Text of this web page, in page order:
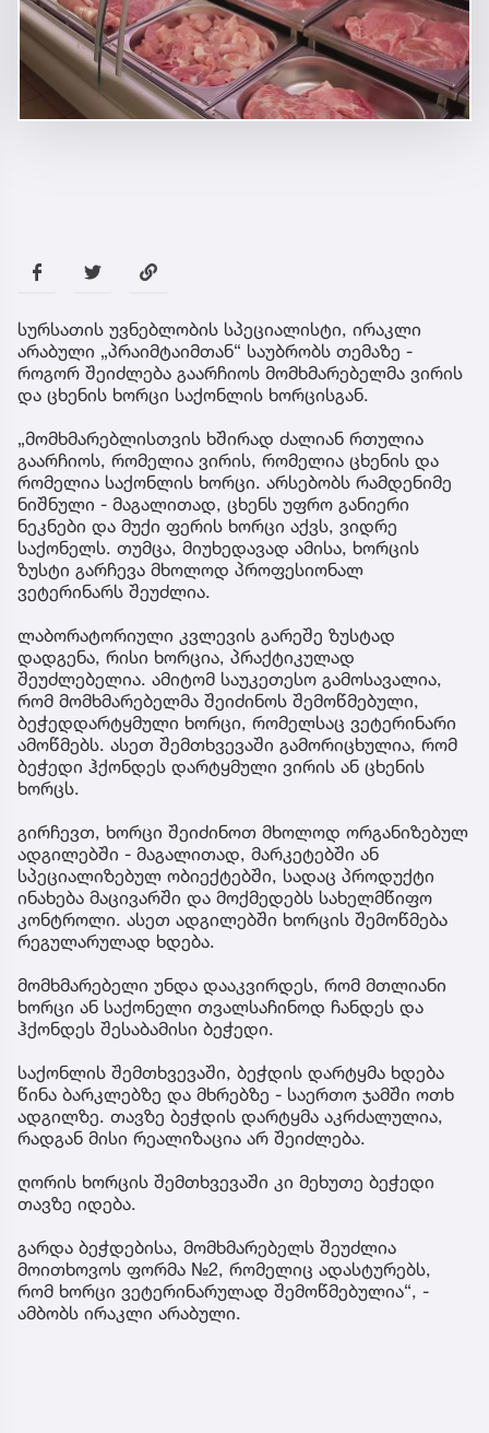
სურსათის უვნებლობის სპეციალისტი, ირაკლი
არაბული „პრაიმტაიმთან“ საუბრობს თემაზე -
როგორ შეიძლება გაარჩიოს მომხმარებელმა ვირის
და ცხენის ხორცი საქონლის ხორცისგან.
„მომხმარებლისთვის ხშირად ძალიან რთულია
გაარჩიოს, რომელია ვირის, რომელია ცხენის და
რომელია საქონლის ხორცი. არსებობს რამდენიმე
ნიშნული - მაგალითად, ცხენს უფრო განიერი
ნეკნები და მუქი ფერის ხორცი აქვს, ვიდრე
საქონელს. თუმცა, მიუხედავად ამისა, ხორცის
ზუსტი გარჩევა მხოლოდ პროფესიონალ
ვეტერინარს შეუძლია.
ლაბორატორიული კვლევის გარეშე ზუსტად
დადგენა, რისი ხორცია, პრაქტიკულად
შეუძლებელია. ამიტომ საუკეთესო გამოსავალია,
რომ მომხმარებელმა შეიძინოს შემოწმებული,
ბეჭედდარტყმული ხორცი, რომელსაც ვეტერინარი
ამოწმებს. ასეთ შემთხვევაში გამორიცხულია, რომ
ბეჭედი ჰქონდეს დარტყმული ვირის ან ცხენის
ხორცს.
გირჩევთ, ხორცი შეიძინოთ მხოლოდ ორგანიზებულ
ადგილებში - მაგალითად, მარკეტებში ან
სპეციალიზებულ ობიექტებში, სადაც პროდუქტი
ინახება მაცივარში და მოქმედებს სახელმწიფო
კონტროლი. ასეთ ადგილებში ხორცის შემოწმება
რეგულარულად ხდება.
მომხმარებელი უნდა დააკვირდეს, რომ მთლიანი
ხორცი ან საქონელი თვალსაჩინოდ ჩანდეს და
ჰქონდეს შესაბამისი ბეჭედი.
საქონლის შემთხვევაში, ბეჭდის დარტყმა ხდება
წინა ბარკლებზე და მხრებზე - საერთო ჯამში ოთხ
ადგილზე. თავზე ბეჭდის დარტყმა აკრძალულია,
რადგან მისი რეალიზაცია არ შეიძლება.
ღორის ხორცის შემთხვევაში კი მეხუთე ბეჭედი
თავზე იდება.
გარდა ბეჭდებისა, მომხმარებელს შეუძლია
მოითხოვოს ფორმა №2, რომელიც ადასტურებს,
რომ ხორცი ვეტერინარულად შემოწმებულია“, -
ამბობს ირაკლი არაბული.